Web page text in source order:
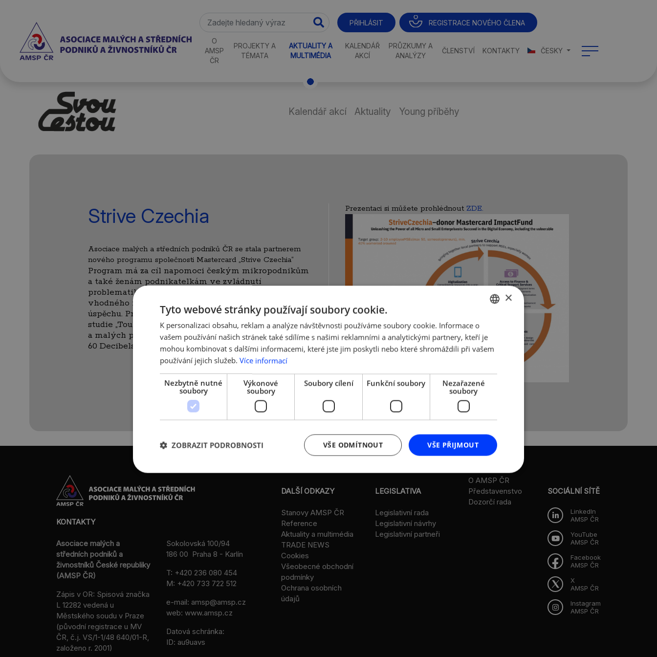
PŘIHLÁSIT REGISTRACE NOVÉHO ČLENA
O
AMSP
ČR
PROJEKTY A
TÉMATA
AKTUALITY A
MULTIMÉDIA
KALENDÁŘ
AKCÍ
PRŮZKUMY A
ANALÝZY
ČLENSTVÍ KONTAKTY ČESKY
Kalendář akcí Aktuality Young příběhy
Strive Czechia
Asociace malých a středních podniků ČR se stala partnerem
nového programu společnosti Mastercard „Strive Czechia“
Program má za cíl napomoci českým mikropodnikům
a také ženám podnikatelkám ve zvládnutí
problematiky digitalizace jejich podnikání jako
vhodného nástroje zvýšení jejich podnikatelského
úspěchu. Program byl oficiálně zahájen prezentací
studie „Touha prosperovat (situace českých mikro
a malých podniků 2022)“, kterou zpracovala společnost
60 Decibels.
Prezentaci si můžete prohlédnout ZDE.
KONTAKTY
Asociace malých a
středních podniků a
živnostníků České republiky
(AMSP ČR)
Zápis v OR: Spisová značka
L 12282 vedená u
Městského soudu v Praze
(původní registrace u MV
ČR, č.j. VS/1-1/48 640/01-R,
založeno r. 2001)
Sokolovská 100/94
186 00 Praha 8 - Karlín
T: +420 236 080 454
M: +420 733 722 512
e-mail: amsp@amsp.cz
web: www.amsp.cz
Datová schránka:
ID: au9uavs
DALŠÍ ODKAZY
Stanovy AMSP ČR
Reference
Aktuality a multimédia
TRADE NEWS
Cookies
Všeobecné obchodní
podmínky
Ochrana osobních
údajů
LEGISLATIVA
Legislativní rada
Legislativní návrhy
Legislativní partneři
O AMSP ČR
Představenstvo
Dozorčí rada
SOCIÁLNÍ SÍTĚ
LinkedIn
AMSP ČR
YouTube
AMSP ČR
Facebook
AMSP ČR
X
AMSP ČR
Instagram
AMSP ČR
ENGLISH
×
Tyto webové stránky používají soubory cookie.
K personalizaci obsahu, reklam a analýze návštěvnosti používáme soubory cookie. Informace o
vašem používání našich stránek také sdílíme s našimi reklamními a analytickými partnery, kteří je
mohou kombinovat s dalšími informacemi, které jste jim poskytli nebo které shromáždili při vašem
používání jejich služeb. Více informací
Nezbytně nutné
soubory
Výkonové
soubory
Soubory cílení Funkční soubory
Nezařazené
soubory
VŠE PŘIJMOUT
VŠE ODMÍTNOUT
ZOBRAZIT PODROBNOSTI